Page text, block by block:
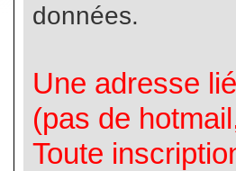
données.
Une adresse
(pas de
Toute